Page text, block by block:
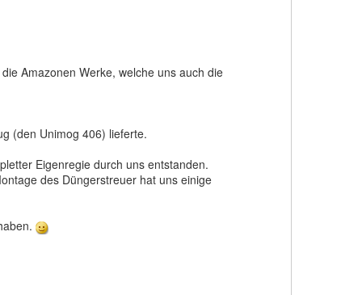
Amazonen Werke, welche uns auch die
(den Unimog 406) lieferte.
Eigenregie durch uns entstanden.
des Düngerstreuer hat uns einige